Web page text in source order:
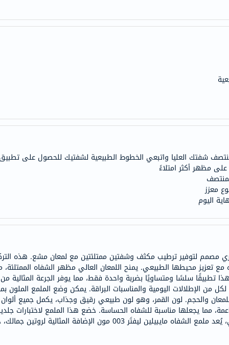
theordinary
optimumnutrition
cosrx
Goongbe
NMN
dessert-
essence
Biochem
SVR
skinceuticals
شفتك العليا واتبعي الخطوط الطبيعية لشفتيك للحصول على
مظهر أكثر امتلاءً
معزز
اليوم
ليفتَر 003 مون هو ملمع ثوري مصمم لتوفير ترطيب مكثف وشفتين ممتلئتين مع لمعان
محيطها الطبيعي. يمنح اللمعان العالي مظهر الشفاه الممتلئة،
تطبيقًا سلسًا ومتساويًا بضربة واحدة فقط، مما يوفر الجرعة المثالية
لكل من الإطلالات اليومية والمناسبات البراقة. يمكن وضع الملمع
والحجم. لون القمر، وهو لون طبيعي رقيق وجذاب، يكمل جميع ألوان
مما يجعلها مناسبة للشفاه الحساسة. خضع هذا الملمع لاختبارات
المستخدمين. بتركيبته المغذية للغاية ولونه العصري، يُعد ملمع الشفاه